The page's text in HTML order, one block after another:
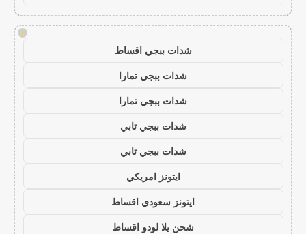
!
شدات ببجي اقساط
شدات ببجي تمارا
شدات ببجي تمارا
شدات ببجي تابي
شدات ببجي تابي
ايتونز امريكي
ايتونز سعودي اقساط
شحن يلا لودو اقساط